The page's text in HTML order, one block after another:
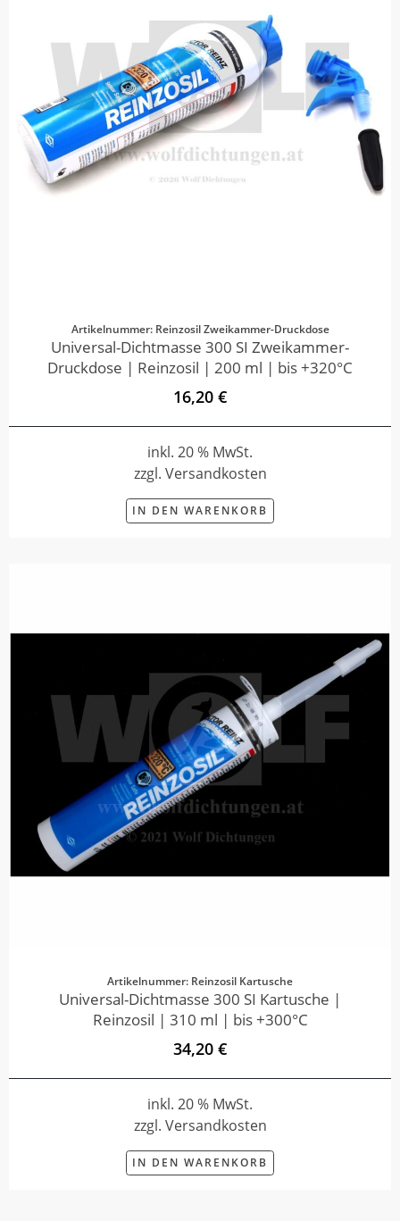
Artikelnummer: Reinzosil Zweikammer-Druckdose
Universal-Dichtmasse 300 SI Zweikammer-
Druckdose | Reinzosil | 200 ml | bis +320°C
16,20 €
inkl. 20 % MwSt.
zzgl. Versandkosten
IN DEN WARENKORB
Artikelnummer: Reinzosil Kartusche
Universal-Dichtmasse 300 SI Kartusche |
Reinzosil | 310 ml | bis +300°C
34,20 €
inkl. 20 % MwSt.
zzgl. Versandkosten
IN DEN WARENKORB